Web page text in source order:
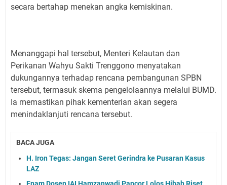
secara bertahap menekan angka kemiskinan.
Menanggapi hal tersebut, Menteri Kelautan dan
Perikanan Wahyu Sakti Trenggono menyatakan
dukungannya terhadap rencana pembangunan SPBN
tersebut, termasuk skema pengelolaannya melalui BUMD.
Ia memastikan pihak kementerian akan segera
menindaklanjuti rencana tersebut.
BACA JUGA
H. Iron Tegas: Jangan Seret Gerindra ke Pusaran Kasus
LAZ
Enam Dosen IAI Hamzanwadi Pancor Lolos Hibah Riset